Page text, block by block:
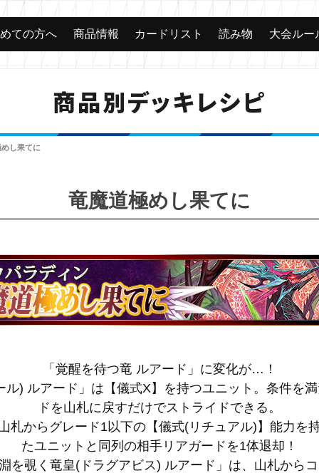
ての方へ 商品情報 カードリスト 読み物 大会ルー
商品別デッキレシピ
し果てに
竜魔道極めし果てに
「覚醒を待つ竜 ルアード」に変化が…！
) ルアード」は【儀式X】を持つユニット。条件を
ドを山札に戻すだけでストライドできる。
札からグレード1以下の【儀式(リチュアル)】能力を
たユニットと同列の相手リアガードを1体退却！
を覗く竜皇(ドラグアビス) ルアード」は、山札から